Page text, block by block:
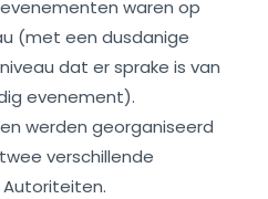
waren op
(met een dusdanige
dat er sprake is van
evenement).
werden georganiseerd
verschillende